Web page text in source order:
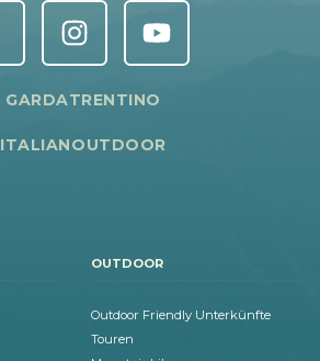
GARDATRENTINO
ITALIANOUTDOOR
OUTDOOR
Outdoor Friendly Unterkünfte
Touren